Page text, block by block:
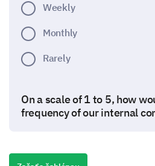
Weekly
Monthly
Rarely
On a scale of 1 to 5, how
frequency of our internal
5 - Too frequent